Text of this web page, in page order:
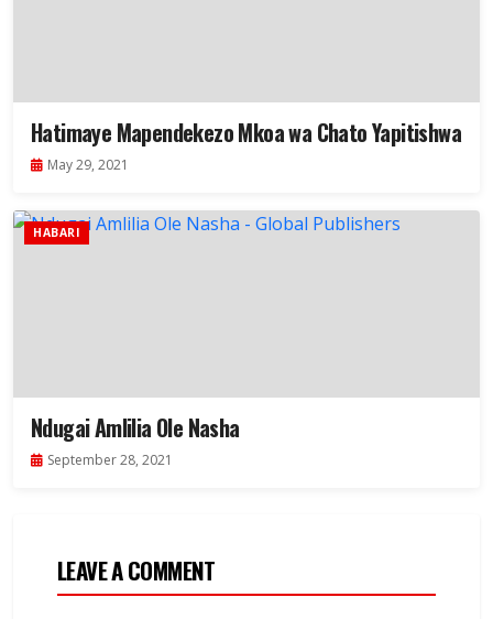
Hatimaye Mapendekezo Mkoa wa Chato Yapitishwa
May 29, 2021
HABARI
Ndugai Amlilia Ole Nasha
September 28, 2021
LEAVE A COMMENT